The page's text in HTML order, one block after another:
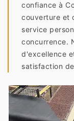
confiance à
couverture et
service
concurrence.
d'excellence
satisfaction